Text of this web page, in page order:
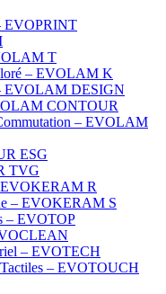
EVOPRINT
T
– EVOLAM K
EVOLAM DESIGN
CONTOUR
– EVOLAM
ESG
TVG
EVOKERAM R
– EVOKERAM S
– EVOTOP
– EVOTECH
– EVOTOUCH